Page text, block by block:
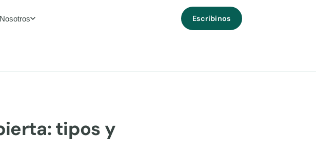
Nosotros Escribinos
tipos y